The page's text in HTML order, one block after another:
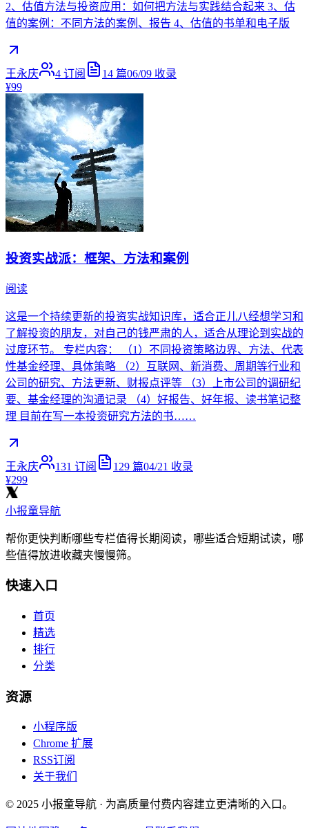
2、估值方法与投资应用：如何把方法与实践结合起来 3、估
值的案例：不同方法的案例、报告 4、估值的书单和电子版
王永庆 4 订阅 14 篇06/09 收录
¥99
投资实战派：框架、方法和案例
阅读
这是一个持续更新的投资实战知识库，适合正儿八经想学习和
了解投资的朋友，对自己的钱严肃的人，适合从理论到实战的
过度环节。 专栏内容： （1）不同投资策略边界、方法、代表
性基金经理、具体策略 （2）互联网、新消费、周期等行业和
公司的研究、方法更新、财报点评等 （3）上市公司的调研纪
要、基金经理的沟通记录 （4）好报告、好年报、读书笔记整
理 目前在写一本投资研究方法的书……
王永庆 131 订阅 129 篇04/21 收录
¥299
小报童导航
帮你更快判断哪些专栏值得长期阅读，哪些适合短期试读，哪
些值得放进收藏夹慢慢筛。
快速入口
首页
精选
排行
分类
资源
小程序版
Chrome 扩展
RSS订阅
关于我们
© 2025 小报童导航 · 为高质量付费内容建立更清晰的入口。